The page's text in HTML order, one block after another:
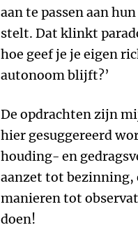
aan te passen aan
stelt. Dat klinkt
hoe geef je je eigen
autonoom blijft?’
De opdrachten zijn
hier gesuggereerd
houding- en
aanzet tot bezinning,
manieren tot
doen!